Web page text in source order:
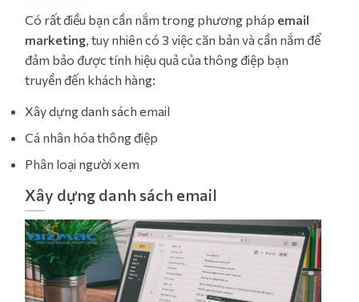
Có rất điều bạn cần nắm trong phương pháp email
marketing, tuy nhiên có 3 việc căn bản và cần nắm để
đảm bảo được tính hiệu quả của thông điệp bạn
truyền đến khách hàng:
Xây dựng danh sách email
Cá nhân hóa thông điệp
Phân loại người xem
Xây dựng danh sách email